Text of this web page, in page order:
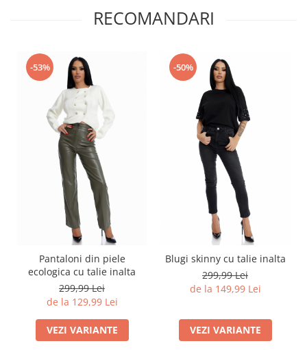
RECOMANDARI
-53%
Pantaloni din piele
ecologica cu talie inalta
299,99 Lei
de la 129,99 Lei
VEZI VARIANTE
-50%
Blugi skinny cu talie inalta
299,99 Lei
de la 149,99 Lei
VEZI VARIANTE